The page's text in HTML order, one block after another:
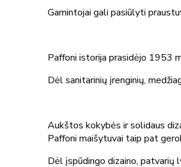
Gamintojai gali pasiūlyti
Paffoni istorija prasidėjo 1953
Dėl sanitarinių įrenginių,
Aukštos kokybės ir solidaus
Paffoni maišytuvai taip pat
Dėl įspūdingo dizaino, patvarių